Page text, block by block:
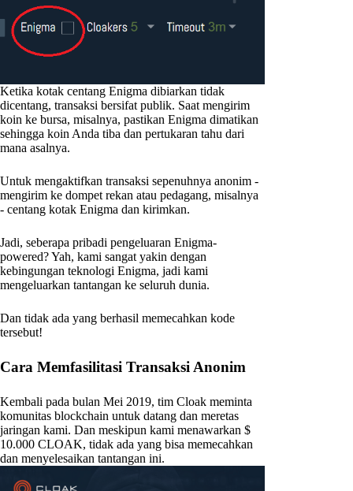
Ketika kotak centang Enigma dibiarkan tidak
dicentang, transaksi bersifat publik. Saat mengirim
koin ke bursa, misalnya, pastikan Enigma dimatikan
sehingga koin Anda tiba dan pertukaran tahu dari
mana asalnya.
Untuk mengaktifkan transaksi sepenuhnya anonim -
mengirim ke dompet rekan atau pedagang, misalnya
- centang kotak Enigma dan kirimkan.
Jadi, seberapa pribadi pengeluaran Enigma-
powered? Yah, kami sangat yakin dengan
kebingungan teknologi Enigma, jadi kami
mengeluarkan tantangan ke seluruh dunia.
Dan tidak ada yang berhasil memecahkan kode
tersebut!
Cara Memfasilitasi Transaksi Anonim
Kembali pada bulan Mei 2019, tim Cloak meminta
komunitas blockchain untuk datang dan meretas
jaringan kami. Dan meskipun kami menawarkan $
10.000 CLOAK, tidak ada yang bisa memecahkan
dan menyelesaikan tantangan ini.